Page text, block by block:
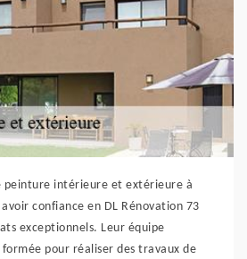
peinture intérieure et extérieure à
avoir confiance en DL Rénovation 73
exceptionnels. Leur équipe
pour réaliser des travaux de